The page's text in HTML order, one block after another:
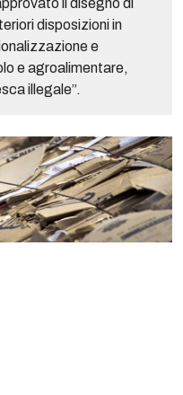
disposizioni in
e
e agroalimentare,
illegale”.